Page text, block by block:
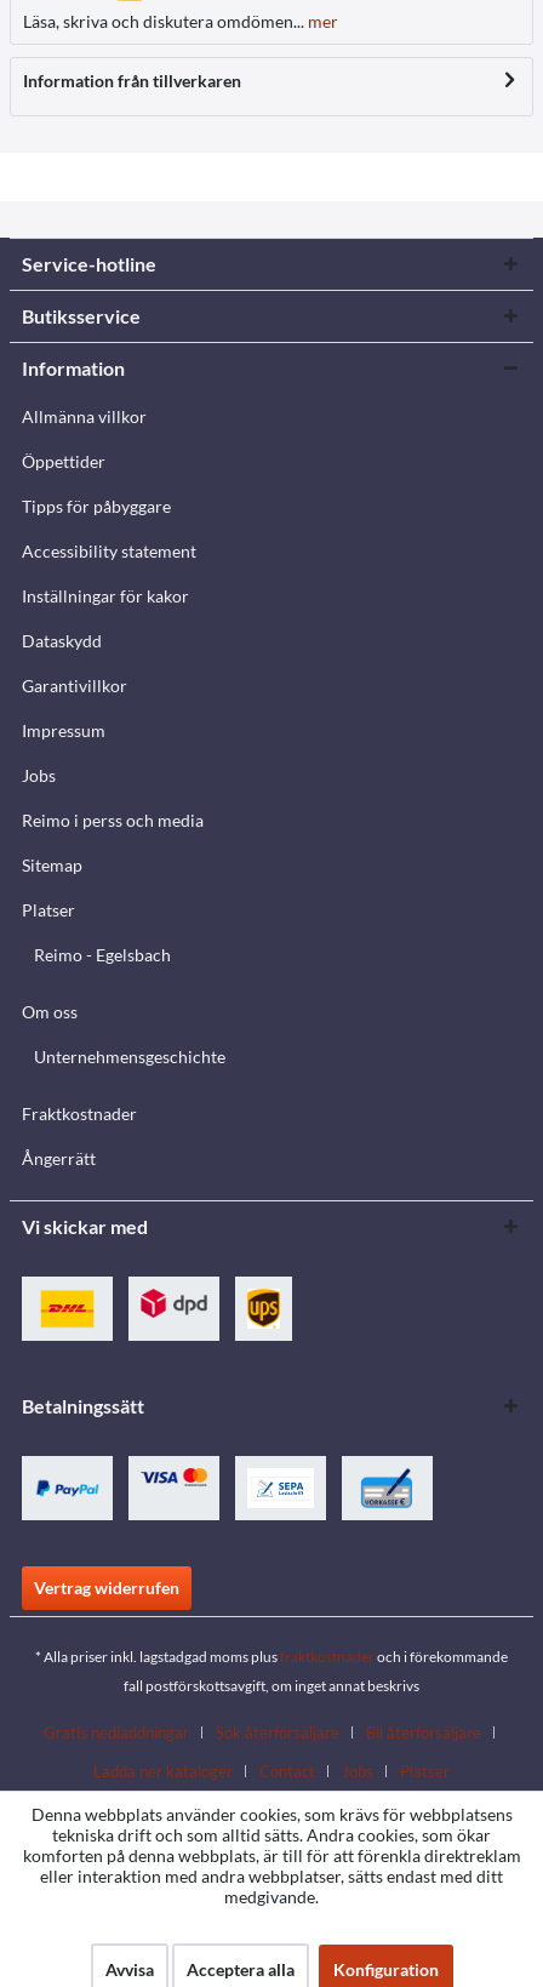
Läsa, skriva och diskutera omdömen... mer
Information från tillverkaren
Service-hotline
Butiksservice
Information
Allmänna villkor
Öppettider
Tipps för påbyggare
Accessibility statement
Inställningar för kakor
Dataskydd
Garantivillkor
Impressum
Jobs
Reimo i perss och media
Sitemap
Platser
Reimo - Egelsbach
Om oss
Unternehmensgeschichte
Fraktkostnader
Ångerrätt
Vi skickar med
Betalningssätt
Vertrag widerrufen
* Alla priser inkl. lagstadgad moms plusfraktkostnaderoch i förekommande
fall postförskottsavgift, om inget annat beskrivs
Gratis nedladdningar Sök återförsäljare
Bli återförsäljare
Ladda ner kataloger
Contact Jobs Platser
Denna webbplats använder cookies, som krävs för webbplatsens
tekniska drift och som alltid sätts. Andra cookies, som ökar
komforten på denna webbplats, är till för att förenkla direktreklam
eller interaktion med andra webbplatser, sätts endast med ditt
medgivande.
Avvisa Acceptera alla Konfiguration